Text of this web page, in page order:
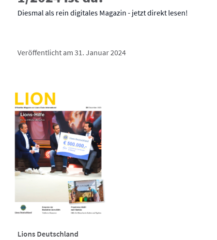
Diesmal als rein digitales Magazin - jetzt direkt lesen!
Veröffentlicht am 31. Januar 2024
Lions Deutschland